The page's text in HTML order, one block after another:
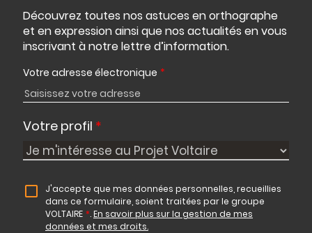
Découvrez toutes nos astuces en orthographe
et en expression ainsi que nos actualités en vous
inscrivant à notre lettre d’information.
Votre adresse électronique *
Votre profil *
J'accepte que mes données personnelles, recueillies
dans ce formulaire, soient traitées par le groupe
VOLTAIRE *.En savoir plus sur la gestion de mes
données et mes droits.